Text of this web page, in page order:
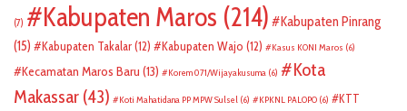
(7) Kabupaten Maros (214)
Kabupaten Pinrang
(15)
Kabupaten Takalar(12) Kabupaten Wajo (12) Kasus KONI Maros (6)
Kecamatan Maros Baru (13) Korem 071/Wijayakusuma (6)
Kota
Makassar (43) Koti Mahatidana PP MPW Sulsel (6) KPKNL PALOPO (6)
KTT